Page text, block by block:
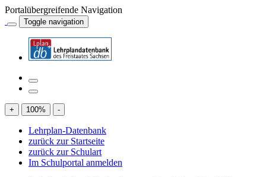
Portalübergreifende Navigation
Toggle navigation
+ 100% -
Lehrplan-Datenbank
zurück zur Startseite
zurück zur Schulart
Im Schulportal anmelden